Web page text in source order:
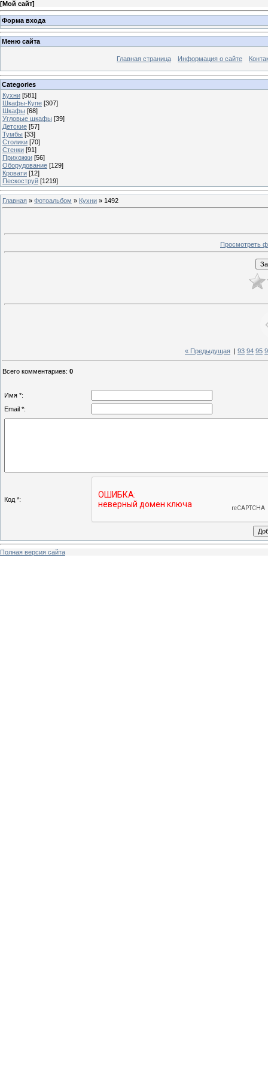
[Мой сайт]
Форма входа
Меню сайта
Главная страница Информация о сайте
Categories
Кухни [581]
Шкафы-Купе [307]
Шкафы [68]
Угловые шкафы [39]
Детские [57]
Тумбы [33]
Столики [70]
Стенки [91]
Прихожки [56]
Оборудование [129]
Кровати [12]
Пескоструй [1219]
Главная » Фотоальбом » Кухни » 1492
Просмотреть
« Предыдущая 93 94 95
Всего комментариев: 0
Имя *:
Email *:
Код *:
Полная версия сайта